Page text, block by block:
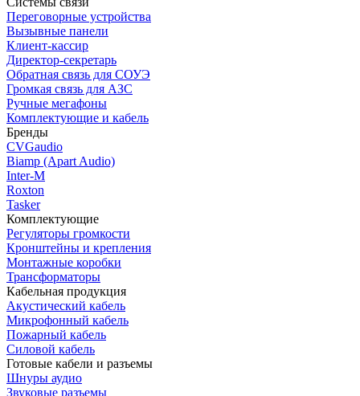
Переговорные устройства
Вызывные панели
Клиент-кассир
Директор-секретарь
Обратная связь для СОУЭ
Громкая связь для АЗС
Ручные мегафоны
Комплектующие и кабель
Бренды
CVGaudio
Biamp (Apart Audio)
Inter-M
Roxton
Tasker
Комплектующие
Регуляторы громкости
Кронштейны и крепления
Монтажные коробки
Трансформаторы
Кабельная продукция
Акустический кабель
Микрофонный кабель
Пожарный кабель
Силовой кабель
Готовые кабели и разъемы
Шнуры аудио
Звуковые разъемы